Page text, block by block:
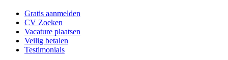
Gratis aanmelden
CV Zoeken
Vacature plaatsen
Veilig betalen
Testimonials